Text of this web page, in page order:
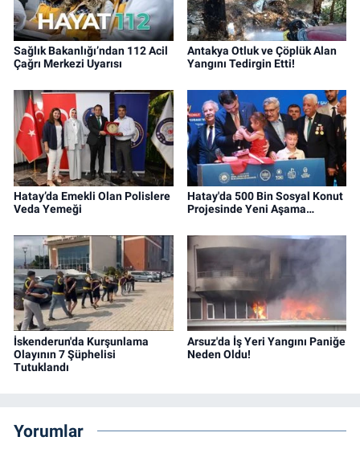
Sağlık Bakanlığı’ndan 112 Acil
Çağrı Merkezi Uyarısı
Antakya Otluk ve Çöplük Alan
Yangını Tedirgin Etti!
Hatay’da Emekli Olan Polislere
Veda Yemeği
Hatay'da 500 Bin Sosyal Konut
Projesinde Yeni Aşama…
İskenderun'da Kurşunlama
Olayının 7 Şüphelisi
Tutuklandı
Arsuz'da İş Yeri Yangını Paniğe
Neden Oldu!
Yorumlar